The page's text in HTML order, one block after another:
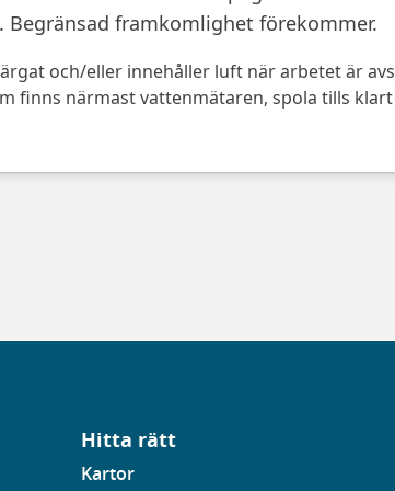
Begränsad framkomlighet förekommer.
och/eller innehåller luft när arbetet är
finns närmast vattenmätaren, spola tills
Hitta rätt
Kartor